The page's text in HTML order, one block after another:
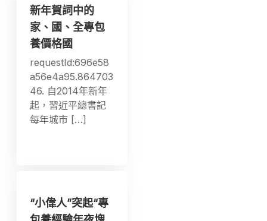
新年賀詞中的
家、國、全專包
養價格國
requestId:696e58
a56e4a95.864703
46. 自2014年新年
起，習近平總書記
每年城市 […]
“小偉人”突起“專